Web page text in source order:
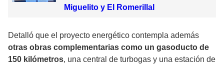
Miguelito y El Romerillal
Detalló que el proyecto energético contempla además
otras obras complementarias como un gasoducto de
150 kilómetros, una central de turbogas y una estación de